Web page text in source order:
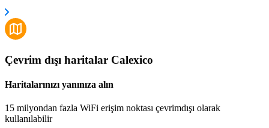
Çevrim dışı haritalar Calexico
Haritalarınızı yanınıza alın
15 milyondan fazla WiFi erişim noktası çevrimdışı olarak
kullanılabilir